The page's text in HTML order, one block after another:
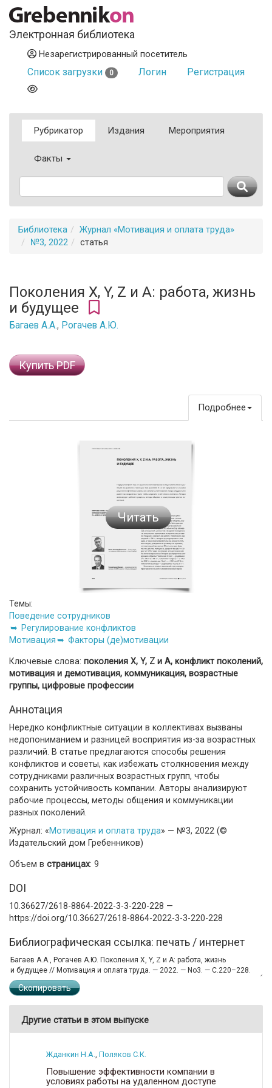
Электронная библиотека
Незарегистрированный посетитель
Список загрузки 0 Логин Регистрация
Рубрикатор Издания Мероприятия
Факты
Библиотека
Журнал «Мотивация и оплата труда»
№3, 2022
статья
Поколения X, Y, Z и Α: работа, жизнь
и будущее
Багаев А.А., Рогачев А.Ю.
Купить PDF
Подробнее
Читать
Темы:
Поведение сотрудников
Регулирование конфликтов
Мотивация
Факторы (де)мотивации
Ключевые слова: поколения Х, Y, Z и A, конфликт поколений,
мотивация и демотивация, коммуникация, возрастные
группы, цифровые профессии
Аннотация
Нередко конфликтные ситуации в коллективах вызваны
недопониманием и разницей восприятия из-за возрастных
различий. В статье предлагаются способы решения
конфликтов и советы, как избежать столкновения между
сотрудниками различных возрастных групп, чтобы
сохранить устойчивость компании. Авторы анализируют
рабочие процессы, методы общения и коммуникации
разных поколений.
Журнал: «Мотивация и оплата труда» — №3, 2022 (©
Издательский дом Гребенников)
Объем в страницах: 9
DOI
10.36627/2618-8864-2022-3-3-220-228 —
https://doi.org/10.36627/2618-8864-2022-3-3-220-228
Библиографическая ссылка: печать / интернет
Скопировать
Другие статьи в этом выпуске
Жданкин Н.А. Поляков С.К.
Повышение эффективности компании в
условиях работы на удаленном доступе